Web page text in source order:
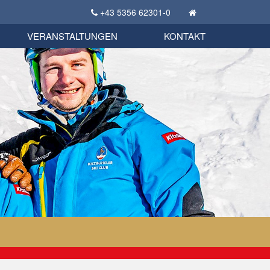
+43 5356 62301-0
KSC Sportgeschichte
Bekleidungsshop
VERANSTALTUNGEN KONTAKT